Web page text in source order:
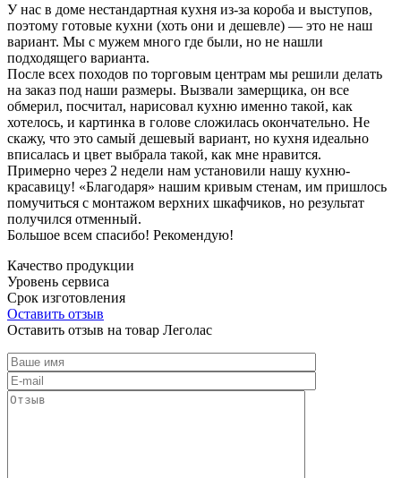
У нас в доме нестандартная кухня из-за короба и выступов,
поэтому готовые кухни (хоть они и дешевле) — это не наш
вариант. Мы с мужем много где были, но не нашли
подходящего варианта.
После всех походов по торговым центрам мы решили делать
на заказ под наши размеры. Вызвали замерщика, он все
обмерил, посчитал, нарисовал кухню именно такой, как
хотелось, и картинка в голове сложилась окончательно. Не
скажу, что это самый дешевый вариант, но кухня идеально
вписалась и цвет выбрала такой, как мне нравится.
Примерно через 2 недели нам установили нашу кухню-
красавицу! «Благодаря» нашим кривым стенам, им пришлось
помучиться с монтажом верхних шкафчиков, но результат
получился отменный.
Большое всем спасибо! Рекомендую!
Качество продукции
Уровень сервиса
Срок изготовления
Оставить отзыв
Оставить отзыв на товар Леголас